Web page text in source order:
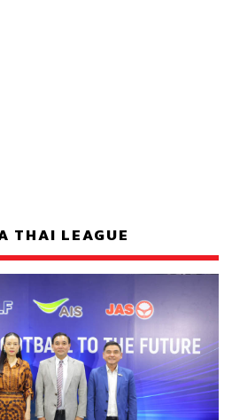
THAI LEAGUE